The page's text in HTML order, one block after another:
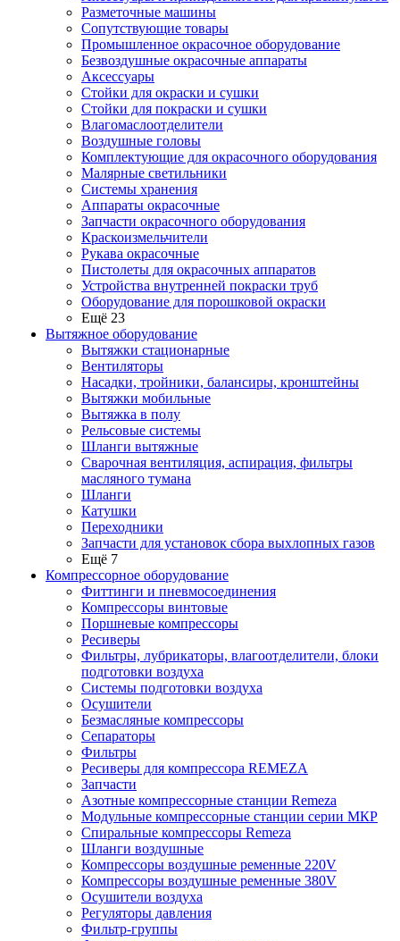
Разметочные машины
Сопутствующие товары
Промышленное окрасочное оборудование
Безвоздушные окрасочные аппараты
Аксессуары
Стойки для окраски и сушки
Стойки для покраски и сушки
Влагомаслоотделители
Воздушные головы
Комплектующие для окрасочного оборудования
Малярные светильники
Системы хранения
Аппараты окрасочные
Запчасти окрасочного оборудования
Краскоизмельчители
Рукава окрасочные
Пистолеты для окрасочных аппаратов
Устройства внутренней покраски труб
Оборудование для порошковой окраски
Ещё 23
Вытяжное оборудование
Вытяжки стационарные
Вентиляторы
Насадки, тройники, балансиры, кронштейны
Вытяжки мобильные
Вытяжка в полу
Рельсовые системы
Шланги вытяжные
Сварочная вентиляция, аспирация, фильтры
масляного тумана
Шланги
Катушки
Переходники
Запчасти для установок сбора выхлопных газов
Ещё 7
Компрессорное оборудование
Фиттинги и пневмосоединения
Компрессоры винтовые
Поршневые компрессоры
Ресиверы
Фильтры, лубрикаторы, влагоотделители, блоки
подготовки воздуха
Системы подготовки воздуха
Осушители
Безмасляные компрессоры
Сепараторы
Фильтры
Ресиверы для компрессора REMEZA
Запчасти
Азотные компрессорные станции Remeza
Модульные компрессорные станции серии МКР
Спиральные компрессоры Remeza
Шланги воздушные
Компрессоры воздушные ременные 220V
Компрессоры воздушные ременные 380V
Осушители воздуха
Регуляторы давления
Фильтр-группы